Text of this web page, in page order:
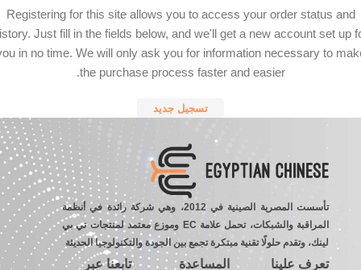
Registering for this site allows you to access your order status and
Just fill in the fields below, and we'll get a new account set up
in no time. We will only ask you for information necessary to
the purchase process faster and easier.
تسجيل جديد
تأسست المصرية الصينية في 2012، وهي شركة رائدة في أنظمة
المراقبة والشبكات، تحمل علامة EC وموزع معتمد لمنتجات تي بي
لينك، وتقدم حلولًا تقنية مبتكرة تجمع بين الجودة والتكنولوجيا الحديثة
تعرف علينا المساعدة تابعنا عبر